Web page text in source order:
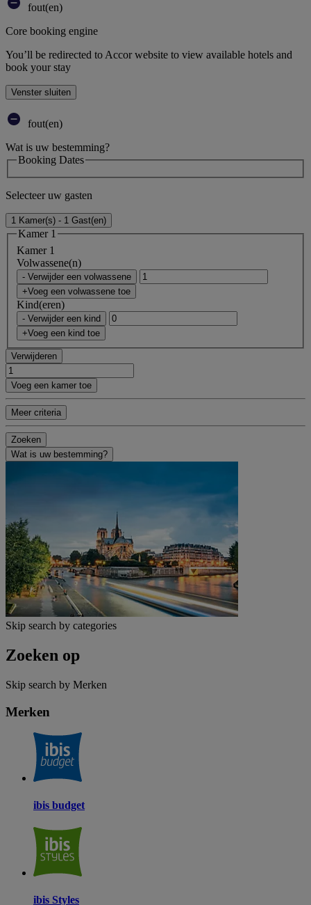
fout(en)
Core booking engine
You’ll be redirected to Accor website to view available hotels and
book your stay
Venster sluiten
fout(en)
Wat is uw bestemming?
Booking Dates
Selecteer uw gasten
1 Kamer(s) - 1 Gast(en)
Kamer 1
Kamer 1
Volwassene(n)
- Verwijder een volwassene
+Voeg een volwassene toe
Kind(eren)
- Verwijder een kind
+Voeg een kind toe
Verwijderen
Voeg een kamer toe
Meer criteria
Zoeken
Wat is uw bestemming?
Skip search by categories
Zoeken op
Skip search by Merken
Merken
ibis budget
ibis Styles